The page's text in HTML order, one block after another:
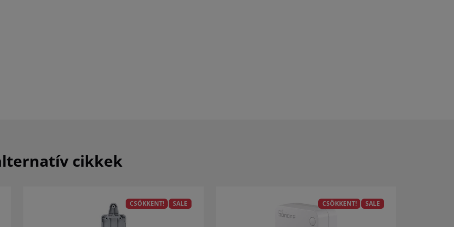
cikkek
CSÖKKENT! SALE CSÖKKENT! SALE